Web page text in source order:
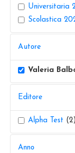
Universitaria
Scolastica
Autore
Valeria
Editore
Alpha Test (2)
Anno